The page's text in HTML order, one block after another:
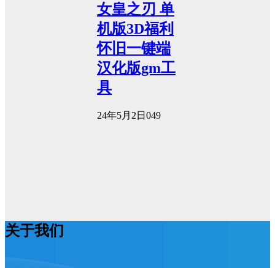
女皇之刃 单
机版3D福利
怀旧一键端
汉化版gm工
具
24年5月2日 049
关于我们